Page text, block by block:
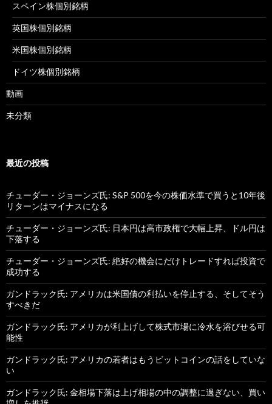
スペイン株個別銘柄
英国株個別銘柄
米国株個別銘柄
ドイツ株個別銘柄
動画
未分類
最近の投稿
チューダー・ジョーンズ氏: S&P 500を今の株価水準で買うと10年後
リターンはマイナスになる
チューダー・ジョーンズ氏: 日本円は高市政権で大幅上昇、ドル円は
下落する
チューダー・ジョーンズ氏: 絶好の機会にだけトレードすれば投資で
成功する
ガンドラック氏: アメリカは米国債の利払いを停止する、そしてそう
すべきだ
ガンドラック氏: アメリカが利上げして株式市場に冷水を浴びせる可
能性
ガンドラック氏: アメリカの若者はもうビットコインの話をしていな
い
ガンドラック氏: 金相場下落は上げ相場の中の調整に過ぎない、買い